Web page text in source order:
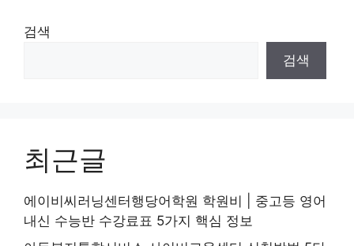
검색
검색
최근글
에이비씨러닝센터행당어학원 학원비 | 중고등 영어
내신 수능반 수강료표 5가지 핵심 정보